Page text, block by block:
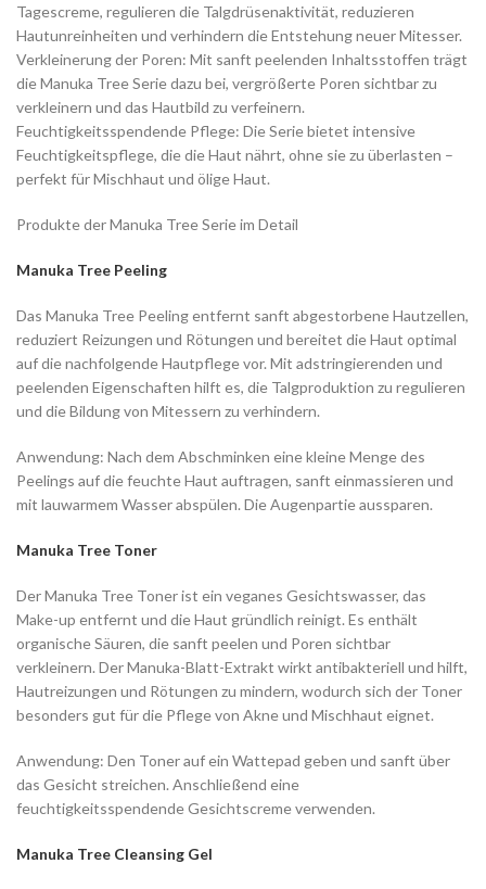
Tagescreme, regulieren die Talgdrüsenaktivität, reduzieren
Hautunreinheiten und verhindern die Entstehung neuer Mitesser.
Verkleinerung der Poren: Mit sanft peelenden Inhaltsstoffen trägt
die Manuka Tree Serie dazu bei, vergrößerte Poren sichtbar zu
verkleinern und das Hautbild zu verfeinern.
Feuchtigkeitsspendende Pflege: Die Serie bietet intensive
Feuchtigkeitspflege, die die Haut nährt, ohne sie zu überlasten –
perfekt für Mischhaut und ölige Haut.
Produkte der Manuka Tree Serie im Detail
Manuka Tree Peeling
Das Manuka Tree Peeling entfernt sanft abgestorbene Hautzellen,
reduziert Reizungen und Rötungen und bereitet die Haut optimal
auf die nachfolgende Hautpflege vor. Mit adstringierenden und
peelenden Eigenschaften hilft es, die Talgproduktion zu regulieren
und die Bildung von Mitessern zu verhindern.
Anwendung: Nach dem Abschminken eine kleine Menge des
Peelings auf die feuchte Haut auftragen, sanft einmassieren und
mit lauwarmem Wasser abspülen. Die Augenpartie aussparen.
Manuka Tree Toner
Der Manuka Tree Toner ist ein veganes Gesichtswasser, das
Make-up entfernt und die Haut gründlich reinigt. Es enthält
organische Säuren, die sanft peelen und Poren sichtbar
verkleinern. Der Manuka-Blatt-Extrakt wirkt antibakteriell und hilft,
Hautreizungen und Rötungen zu mindern, wodurch sich der Toner
besonders gut für die Pflege von Akne und Mischhaut eignet.
Anwendung: Den Toner auf ein Wattepad geben und sanft über
das Gesicht streichen. Anschließend eine
feuchtigkeitsspendende Gesichtscreme verwenden.
Manuka Tree Cleansing Gel